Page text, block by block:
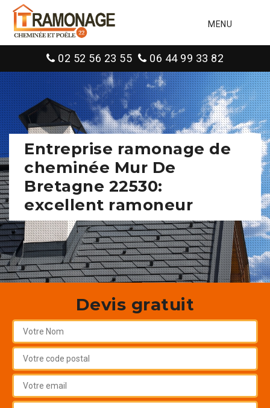
MENU
02 52 56 23 55 06 44 99 33 82
Entreprise ramonage de
cheminée Mur De
Bretagne 22530:
excellent ramoneur
Devis gratuit